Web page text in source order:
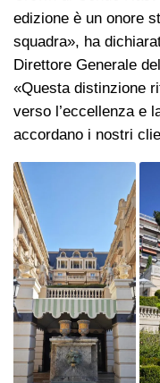
edizione è un onore
squadra», ha
Direttore Generale
«Questa distinzione
verso l’eccellenza e
accordano i nostri